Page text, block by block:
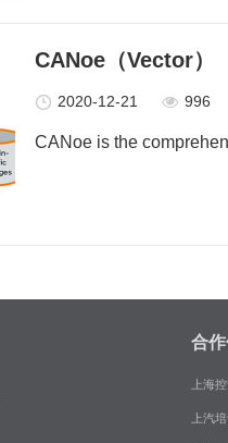
CANoe（Vector）
2020-12-21 996
CANoe is the
合
上海
上汽